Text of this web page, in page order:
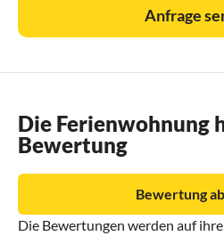
Anfrage
Die Ferienwohnung
Bewertung
Die Bewertungen werden auf
Bewertung